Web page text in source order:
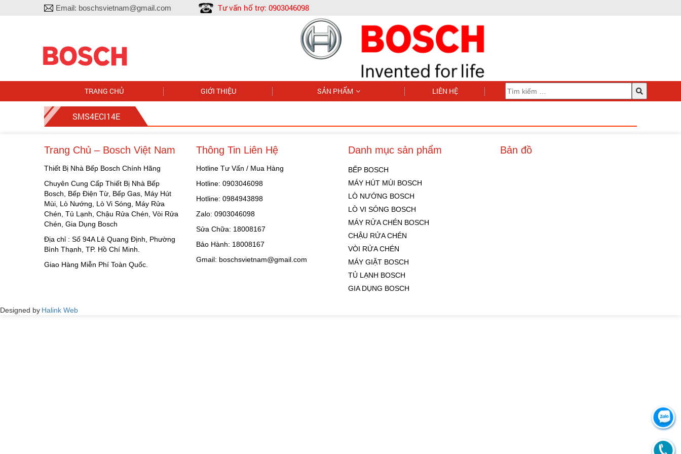
Email: boschsvietnam@gmail.com Tư vấn hổ trợ: 0903046098
TRANG CHỦ GIỚI THIỆU SẢN PHẨM LIÊN HỆ
SMS4ECI14E
Trang Chủ – Bosch Việt Nam
Thiết Bị Nhà Bếp Bosch Chính Hãng
Chuyên Cung Cấp Thiết Bị Nhà Bếp
Bosch, Bếp Điện Từ, Bếp Gas, Máy Hút
Mùi, Lò Nướng, Lò Vi Sóng, Máy Rửa
Chén, Tủ Lạnh, Chậu Rửa Chén, Vòi Rửa
Chén, Gia Dụng Bosch
Địa chỉ : Số 94A Lê Quang Định, Phường
Bình Thạnh, TP. Hồ Chí Minh.
Giao Hàng Miễn Phí Toàn Quốc.
Thông Tin Liên Hệ
Hotline Tư Vấn / Mua Hàng
Hotline: 0903046098
Hotline: 0984943898
Zalo: 0903046098
Sửa Chữa: 18008167
Bảo Hành: 18008167
Gmail: boschsvietnam@gmail.com
Danh mục sản phẩm
BẾP BOSCH
MÁY HÚT MÙI BOSCH
LÒ NƯỚNG BOSCH
LÒ VI SÓNG BOSCH
MÁY RỬA CHÉN BOSCH
CHẬU RỬA CHÉN
VÒI RỬA CHÉN
MÁY GIẶT BOSCH
TỦ LẠNH BOSCH
GIA DỤNG BOSCH
Bản đồ
Designed by Halink Web